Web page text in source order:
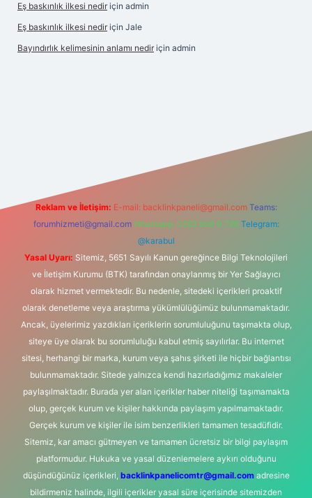
Eş baskınlık ilkesi nedir için admin
Eş baskınlık ilkesi nedir için Jale
Bayındırlık kelimesinin anlamı nedir için admin
elexbetgiris.org
Reklam ve İletişim: E-mail: backlinkpaneli@gmail.com Teams:
forumhizmeti@gmail.com Whatsapp: 0262 606 0 726 Telegram:
@karabul
Yasal Uyarı: Sitemiz, 5651 Sayılı Kanun gereğince Bilgi Teknolojileri
ve İletişim Kurumu (BTK) tarafından onaylanmış bir Yer Sağlayıcı
olarak hizmet vermektedir. Bu nedenle, sitedeki içerikleri proaktif
olarak denetleme veya araştırma yükümlülüğümüz bulunmamaktadır.
Ancak, üyelerimiz yazdıkları içeriklerin sorumluluğunu taşımakta olup,
siteye üye olarak bu sorumluluğu kabul etmiş sayılırlar. Bu internet
sitesi, herhangi bir marka, kurum veya şahıs şirketi ile hiçbir bağlantısı
bulunmamaktadır. Sitede yalnızca kendi hazırladığımız makaleler
paylaşılmaktadır. Burada yer alan içerikler haber niteliği taşımamakta
olup, gerçek kurum ve kişiler hakkında paylaşım yapılmamaktadır.
Gerçek kurum ve kişiler ile isim benzerlikleri tamamen tesadüfidir.
Sitemiz, kar amacı gütmeyen ve tamamen ücretsiz bir bilgi paylaşım
platformudur. Hukuka ve yasal düzenlemelere aykırı olduğunu
düşündüğünüz içerikleri, backlinkpanelicomtr@gmail.comadresine
bildirmeniz halinde, ilgili içerikler yasal süre içerisinde sitemizden